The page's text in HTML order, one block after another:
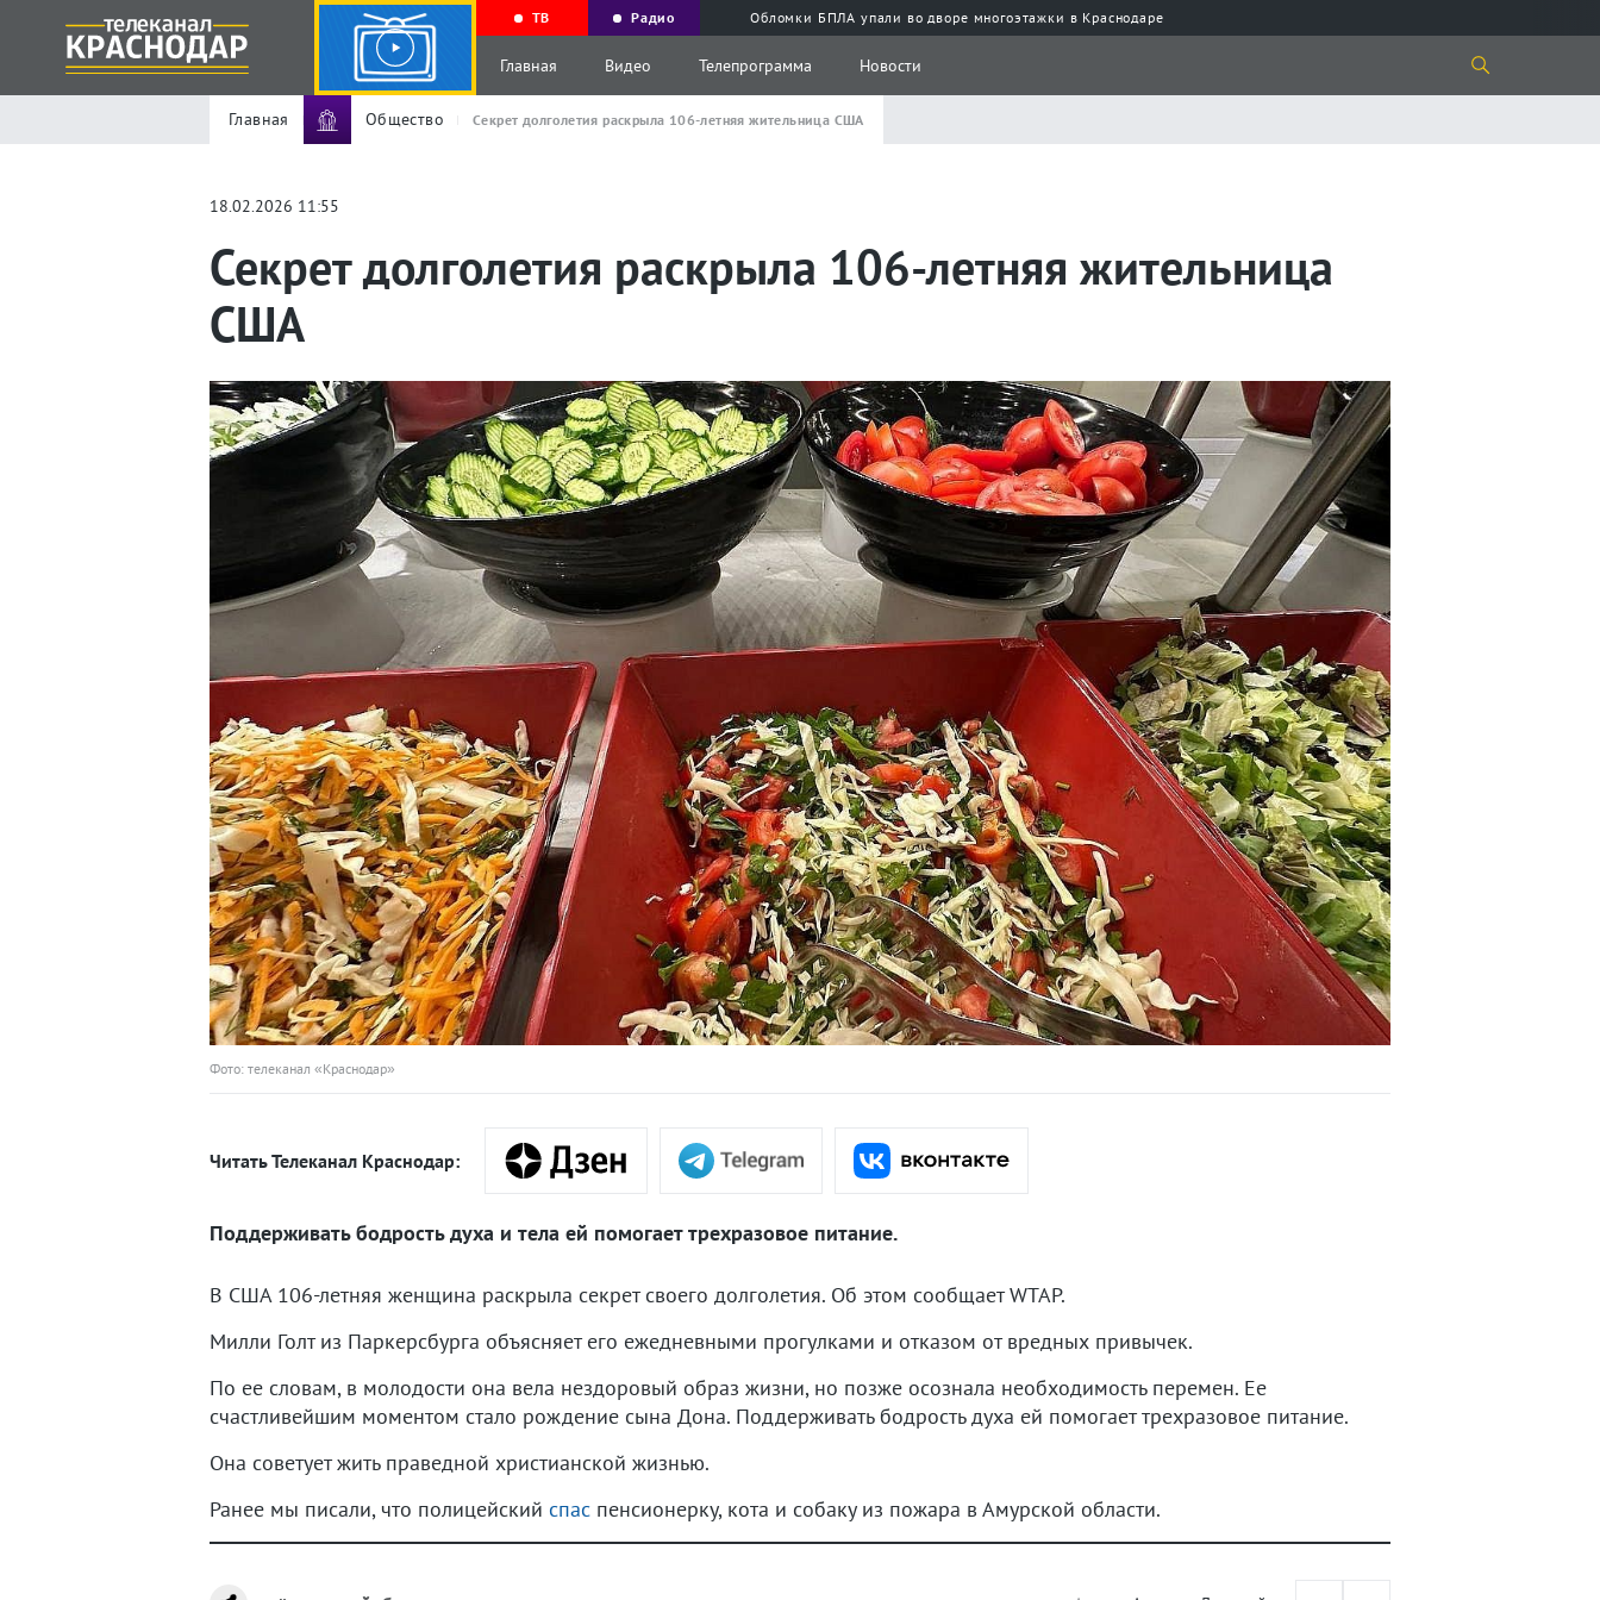
ТВ Радио Обломки БПЛА упали во дворе многоэтажки в Краснодаре
Главная Видео Телепрограмма Новости
Главная Общество Секрет долголетия раскрыла 106-летняя жительница США
18.02.2026 11:55
Секрет долголетия раскрыла 106-летняя жительница
США
Фото: телеканал «Краснодар»
Читать Телеканал Краснодар:
Поддерживать бодрость духа и тела ей помогает трехразовое питание.
В США 106-летняя женщина раскрыла секрет своего долголетия. Об этом сообщает WTAP.
Милли Голт из Паркерсбурга объясняет его ежедневными прогулками и отказом от вредных привычек.
По ее словам, в молодости она вела нездоровый образ жизни, но позже осознала необходимость перемен. Ее
счастливейшим моментом стало рождение сына Дона. Поддерживать бодрость духа ей помогает трехразовое питание.
Она советует жить праведной христианской жизнью.
Ранее мы писали, что полицейский спас пенсионерку, кота и собаку из пожара в Амурской области.